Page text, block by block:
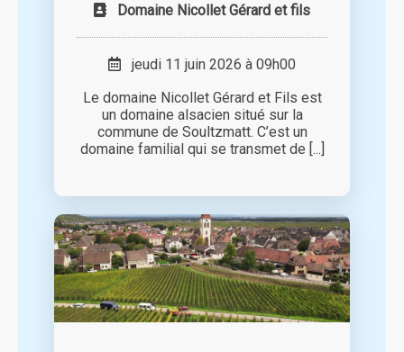
Domaine Nicollet Gérard et fils
jeudi 11 juin 2026 à 09h00
Le domaine Nicollet Gérard et Fils est
un domaine alsacien situé sur la
commune de Soultzmatt. C’est un
domaine familial qui se transmet de [...]